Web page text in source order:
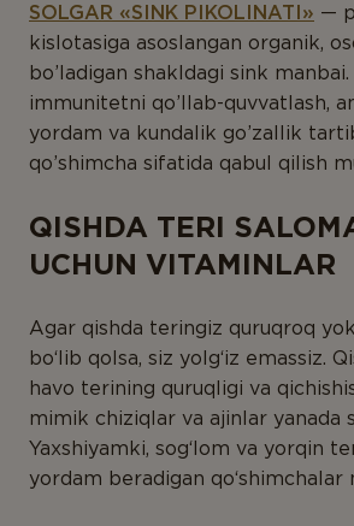
SOLGAR «SINK PIKOLINATI» —
kislotasiga asoslangan organik,
bo’ladigan shakldagi sink
immunitetni qo’llab-quvvatlash,
yordam va kundalik go’zallik
qo’shimcha sifatida qabul qilish
QISHDA TERI
UCHUN VITAMINLAR
Agar qishda teringiz quruqroq
bo‘lib qolsa, siz yolg‘iz emassiz.
havo terining quruqligi va
mimik chiziqlar va ajinlar yanada
Yaxshiyamki, sog‘lom va yorqin
yordam beradigan qo‘shimchalar